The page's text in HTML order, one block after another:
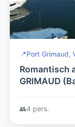
📍Port Grimaud,
Romantisch
GRIMAUD
👥4 pers.